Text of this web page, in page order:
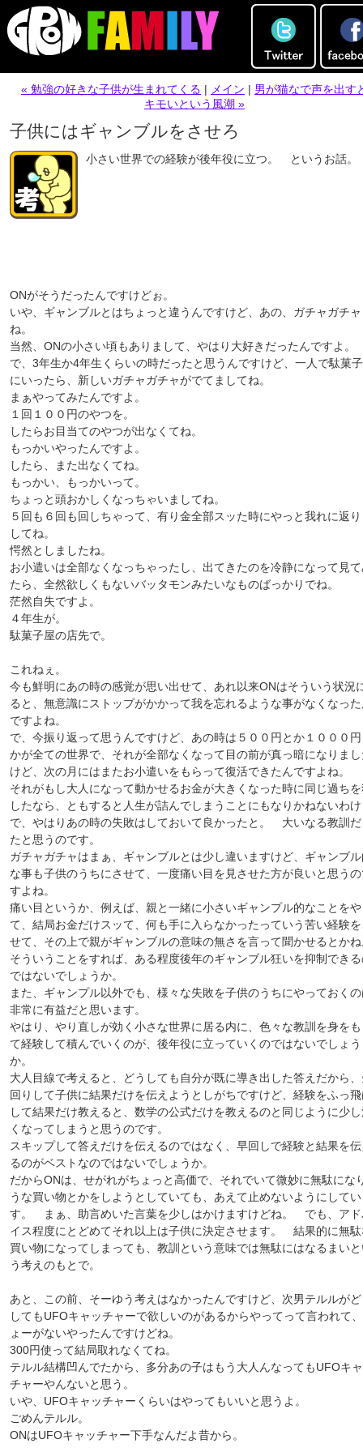
« 勉強の好きな子供が生まれてくる | メイン | 男が猫なで声を出す
キモいという風潮 »
子供にはギャンブルをさせろ
小さい世界での経験が後年役に立つ。 というお話。
ONがそうだったんですけどぉ。
いや、ギャンブルとはちょっと違うんですけど、あの、ガチャガチャ
ね。
当然、ONの小さい頃もありまして、やはり大好きだったんですよ。
で、3年生か4年生くらいの時だったと思うんですけど、一人で駄菓
にいったら、新しいガチャガチャがでてましてね。
まぁやってみたんですよ。
１回１００円のやつを。
したらお目当てのやつが出なくてね。
もっかいやったんですよ。
したら、また出なくてね。
もっかい、もっかいって。
ちょっと頭おかしくなっちゃいましてね。
５回も６回も回しちゃって、有り金全部スッた時にやっと我れに返
してね。
愕然としましたね。
お小遣いは全部なくなっちゃったし、出てきたのを冷静になって見
たら、全然欲しくもないバッタモンみたいなものばっかりでね。
茫然自失ですよ。
４年生が。
駄菓子屋の店先で。
これねぇ。
今も鮮明にあの時の感覚が思い出せて、あれ以来ONはそういう状況
ると、無意識にストップがかかって我を忘れるような事がなくなっ
ですよね。
で、今振り返って思うんですけど、あの時は５００円とか１０００
かが全ての世界で、それが全部なくなって目の前が真っ暗になりま
けど、次の月にはまたお小遣いをもらって復活できたんですよね。
それがもし大人になって動かせるお金が大きくなった時に同じ過ち
したなら、ともすると人生が詰んでしまうことにもなりかねないわけ
で、やはりあの時の失敗はしておいて良かったと。 大いなる教訓
たと思うのです。
ガチャガチャはまぁ、ギャンブルとは少し違いますけど、ギャンブ
な事も子供のうちにさせて、一度痛い目を見させた方が良いと思う
すよね。
痛い目というか、例えば、親と一緒に小さいギャンプル的なことを
て、結局お金だけスッて、何も手に入らなかったっていう苦い経験
せて、その上で親がギャンブルの意味の無さを言って聞かせるとか
そういうことをすれば、ある程度後年のギャンブル狂いを抑制でき
ではないでしょうか。
また、ギャンプル以外でも、様々な失敗を子供のうちにやっておく
非常に有益だと思います。
やはり、やり直しが効く小さな世界に居る内に、色々な教訓を身を
て経験して積んでいくのが、後年役に立っていくのではないでしょう
か。
大人目線で考えると、どうしても自分が既に導き出した答えだから
回りして子供に結果だけを伝えようとしがちですけど、経験をふっ
して結果だけ教えると、数学の公式だけを教えるのと同じように少
くなってしまうと思うのです。
スキップして答えだけを伝えるのではなく、早回しで経験と結果を
るのがベストなのではないでしょうか。
だからONは、せがれがちょっと高価で、それでいて微妙に無駄にな
うな買い物とかをしようとしていても、あえて止めないようにして
す。 まぁ、助言めいた言葉を少しはかけますけどね。 でも、アド
イス程度にとどめてそれ以上は子供に決定させます。 結果的に無
買い物になってしまっても、教訓という意味では無駄にはなるまい
う考えのもとで。
あと、この前、そーゆう考えはなかったんですけど、次男テルルが
してもUFOキャッチャーで欲しいのがあるからやってって言われて
ょーがないやったんですけどね。
300円使って結局取れなくてね。
テルル結構凹んでたから、多分あの子はもう大人んなってもUFOキ
チャーやんないと思う。
いや、UFOキャッチャーくらいはやってもいいと思うよ。
ごめんテルル。
ONはUFOキャッチャー下手なんだよ昔から。